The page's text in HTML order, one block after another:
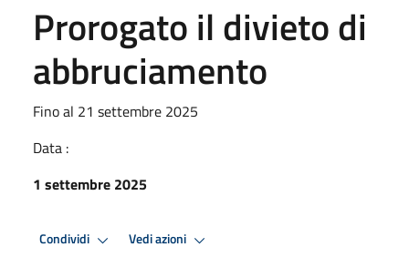
Prorogato il divieto di
abbruciamento
Fino al 21 settembre 2025
Data :
1 settembre 2025
Condividi Vedi azioni